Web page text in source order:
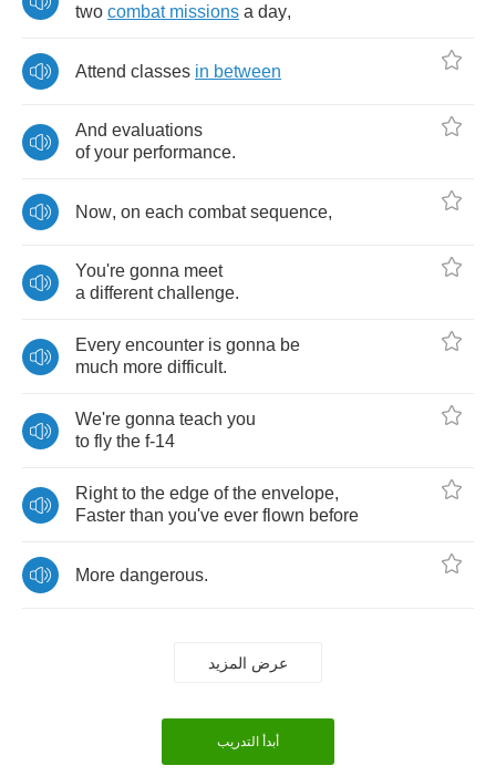
two combat missions a day,
Attend classes in between
And evaluations
of your performance.
Now, on each combat sequence,
You're gonna meet
a different challenge.
Every encounter is gonna be
much more difficult.
We're gonna teach you
to fly the f-14
Right to the edge of the envelope,
Faster than you've ever flown before
More dangerous.
عرض المزيد
أبدأ التدريب